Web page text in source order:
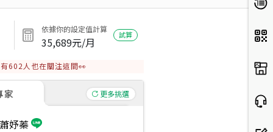
依據你的設定值計算
35,689元/月
試算
有602 人也在關注這間👀
家 更多挑選
蕭妤蓁